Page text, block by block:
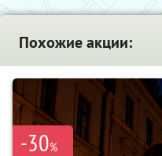
Похожие акции:
-30%